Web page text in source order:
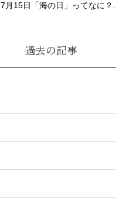
7月15日「海の日」ってなに？...
過去の記事